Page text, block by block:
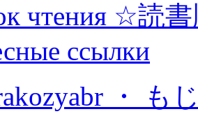
чтения ☆読
ссылки
・ も